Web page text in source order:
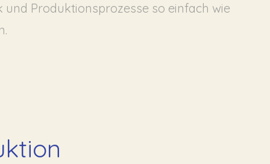
und Produktionsprozesse so einfach wie